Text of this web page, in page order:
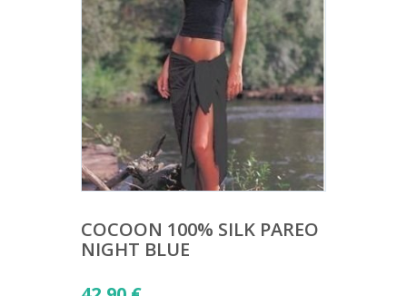
COCOON 100% SILK PAREO
NIGHT BLUE